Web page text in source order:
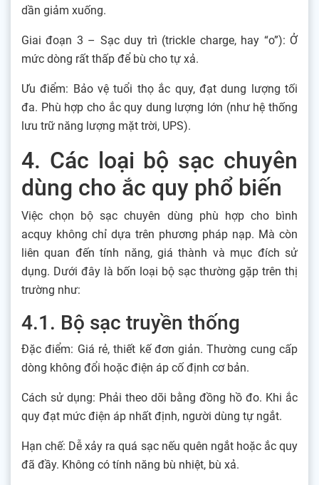
dần giảm xuống.
Giai đoạn 3 – Sạc duy trì (trickle charge, hay “o”): Ở
mức dòng rất thấp để bù cho tự xả.
Ưu điểm: Bảo vệ tuổi thọ ắc quy, đạt dung lượng tối
đa. Phù hợp cho ắc quy dung lượng lớn (như hệ thống
lưu trữ năng lượng mặt trời, UPS).
4. Các loại bộ sạc chuyên
dùng cho ắc quy phổ biến
Việc chọn bộ sạc chuyên dùng phù hợp cho bình
acquy không chỉ dựa trên phương pháp nạp. Mà còn
liên quan đến tính năng, giá thành và mục đích sử
dụng. Dưới đây là bốn loại bộ sạc thường gặp trên thị
trường như:
4.1. Bộ sạc truyền thống
Đặc điểm: Giá rẻ, thiết kế đơn giản. Thường cung cấp
dòng không đổi hoặc điện áp cố định cơ bản.
Cách sử dụng: Phải theo dõi bằng đồng hồ đo. Khi ắc
quy đạt mức điện áp nhất định, người dùng tự ngắt.
Hạn chế: Dễ xảy ra quá sạc nếu quên ngắt hoặc ắc quy
đã đầy. Không có tính năng bù nhiệt, bù xả.